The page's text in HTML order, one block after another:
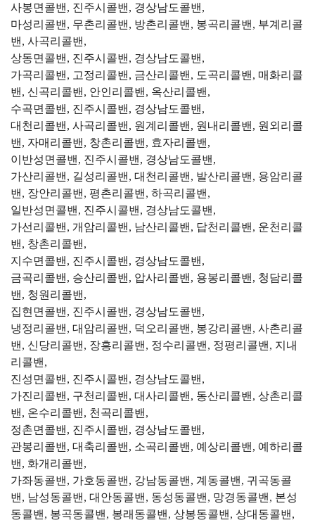
사봉면콜밴, 진주시콜밴, 경상남도콜밴,
마성리콜밴, 무촌리콜밴, 방촌리콜밴, 봉곡리콜밴, 부계리콜
밴, 사곡리콜밴,
상동면콜밴, 진주시콜밴, 경상남도콜밴,
가곡리콜밴, 고정리콜밴, 금산리콜밴, 도곡리콜밴, 매화리콜
밴, 신곡리콜밴, 안인리콜밴, 옥산리콜밴,
수곡면콜밴, 진주시콜밴, 경상남도콜밴,
대천리콜밴, 사곡리콜밴, 원계리콜밴, 원내리콜밴, 원외리콜
밴, 자매리콜밴, 창촌리콜밴, 효자리콜밴,
이반성면콜밴, 진주시콜밴, 경상남도콜밴,
가산리콜밴, 길성리콜밴, 대천리콜밴, 발산리콜밴, 용암리콜
밴, 장안리콜밴, 평촌리콜밴, 하곡리콜밴,
일반성면콜밴, 진주시콜밴, 경상남도콜밴,
가선리콜밴, 개암리콜밴, 남산리콜밴, 답천리콜밴, 운천리콜
밴, 창촌리콜밴,
지수면콜밴, 진주시콜밴, 경상남도콜밴,
금곡리콜밴, 승산리콜밴, 압사리콜밴, 용봉리콜밴, 청담리콜
밴, 청원리콜밴,
집현면콜밴, 진주시콜밴, 경상남도콜밴,
냉정리콜밴, 대암리콜밴, 덕오리콜밴, 봉강리콜밴, 사촌리콜
밴, 신당리콜밴, 장흥리콜밴, 정수리콜밴, 정평리콜밴, 지내
리콜밴,
진성면콜밴, 진주시콜밴, 경상남도콜밴,
가진리콜밴, 구천리콜밴, 대사리콜밴, 동산리콜밴, 상촌리콜
밴, 온수리콜밴, 천곡리콜밴,
정촌면콜밴, 진주시콜밴, 경상남도콜밴,
관봉리콜밴, 대축리콜밴, 소곡리콜밴, 예상리콜밴, 예하리콜
밴, 화개리콜밴,
가좌동콜밴, 가호동콜밴, 강남동콜밴, 계동콜밴, 귀곡동콜
밴, 남성동콜밴, 대안동콜밴, 동성동콜밴, 망경동콜밴, 본성
동콜밴, 봉곡동콜밴, 봉래동콜밴, 상봉동콜밴, 상대동콜밴,